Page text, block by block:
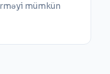
mümkün